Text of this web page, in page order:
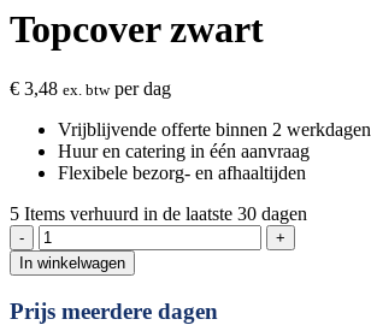
Topcover zwart
€ 3,48 ex. btwper dag
Vrijblijvende offerte binnen 2 werkdagen
Huur en catering in één aanvraag
Flexibele bezorg- en afhaaltijden
5 Items verhuurd in de laatste 30 dagen
Topcover
zwart
aantal
In winkelwagen
Prijs meerdere dagen